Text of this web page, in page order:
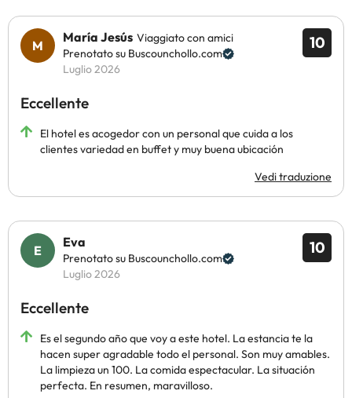
10
María Jesús Viaggiato con amici
Prenotato su Buscounchollo.com
Luglio 2026
Eccellente
El hotel es acogedor con un personal que cuida a los
clientes variedad en buffet y muy buena ubicación
Vedi traduzione
10
Eva
Prenotato su Buscounchollo.com
Luglio 2026
Eccellente
Es el segundo año que voy a este hotel. La estancia te la
hacen super agradable todo el personal. Son muy amables.
La limpieza un 100. La comida espectacular. La situación
perfecta. En resumen, maravilloso.